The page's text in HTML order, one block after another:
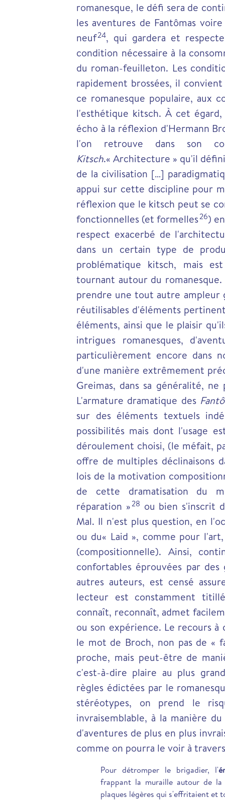
romanesque, le défi sera de
les aventures de Fantômas
neuf24, qui gardera et
condition nécessaire à la
du roman-feuilleton. Les
rapidement brossées, il
ce romanesque populaire, aux
l'esthétique kitsch. À cet
écho à la réflexion d'Hermann
l'on retrouve dans son
Kitsch.« Architecture » qu'il
de la civilisation […]
appui sur cette discipline pour
réflexion que le kitsch peut se
fonctionnelles (et formelles26)
respect exacerbé de
dans un certain type de
problématique kitsch, mais
tournant autour du
prendre une tout autre ampleur
réutilisables d'éléments
éléments, ainsi que le plaisir
intrigues romanesques,
particulièrement encore dans
d'une manière extrêmement
Greimas, dans sa généralité,
L'armature dramatique des
sur des éléments textuels
possibilités mais dont l'usage
déroulement choisi, (le méfait,
offre de multiples déclinaisons
lois de la motivation
de cette dramatisation du
réparation »28 ou bien s'inscrit
Mal. Il n'est plus question, en
ou du« Laid », comme pour
(compositionnelle). Ainsi,
confortables éprouvées par
autres auteurs, est censé
lecteur est constamment
connaît, reconnaît, admet
ou son expérience. Le recours
le mot de Broch, non pas de «
proche, mais peut-être de
c'est-à-dire plaire au plus
règles édictées par le
stéréotypes, on prend le
invraisemblable, à la manière
d'aventures de plus en plus
comme on pourra le voir à
Pour détromper le brigadier, l'
frappant la muraille autour de
plaques légères qui s'effritaient et